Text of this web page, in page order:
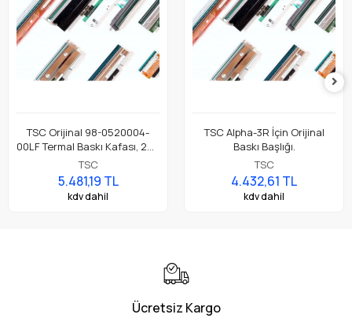
TSC Orijinal 98-0520004-
00LF Termal Baskı Kafası, 203
Dpi. Alfa-4L Etiket Yazıcı İçin
Uygundur.
TSC
5.481,19 TL
kdv dahil
TSC Alpha-3R İçin Orijinal
Baskı Başlığı.
TSC
4.432,61 TL
kdv dahil
Ücretsiz Kargo